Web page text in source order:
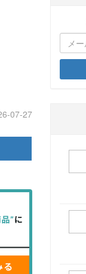
07-27